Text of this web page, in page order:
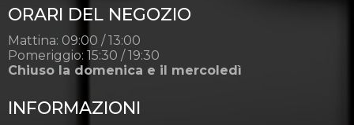
ORARI DEL NEGOZIO
Mattina: 09:00 / 13:00
Pomeriggio: 15:30 / 19:30
Chiuso la domenica e il mercoledì
INFORMAZIONI